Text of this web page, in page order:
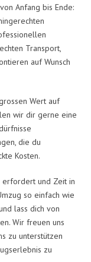
Anfang bis Ende:
Transport,
auf Wunsch
Wert auf
wir dir gerne eine
die du
Kosten.
erfordert und Zeit in
so einfach wie
lass dich von
Wir freuen uns
zu unterstützen
zu